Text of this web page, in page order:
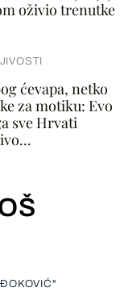
oživio trenutke
ćevapa, netko
za motiku: Evo
sve Hrvati